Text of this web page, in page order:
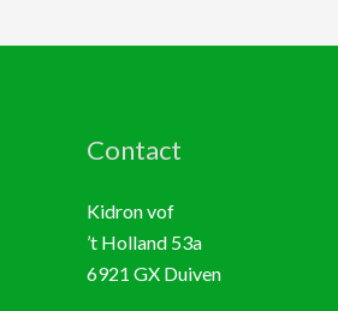
Contact
Kidron vof
’t Holland 53a
6921 GX Duiven